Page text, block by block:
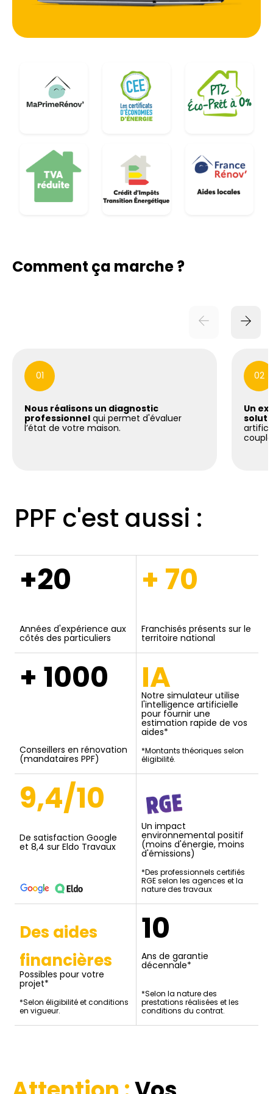
Comment ça marche ?
01
Nous réalisons un diagnostic
professionnel qui permet d'évaluer
l’état de votre maison.
02
Un
PPF c'est aussi :
+20
Années d'expérience aux
côtés des particuliers
+ 70
Franchisés présents sur le
territoire national
+ 1000
Conseillers en rénovation
(mandataires PPF)
IA
Notre simulateur utilise
l'intelligence artificielle
pour fournir une
estimation rapide de vos
aides*
*Montants théoriques selon
éligibilité.
9,4/10
De satisfaction Google
et 8,4 sur Eldo Travaux
Un impact
environnemental positif
(moins d'énergie, moins
d'émissions)
*Des professionnels certifiés
RGE selon les agences et la
nature des travaux
Des aides
financières
Possibles pour votre
projet*
*Selon éligibilité et conditions
en vigueur.
10
Ans de garantie
décennale*
*Selon la nature des
prestations réalisées et les
conditions du contrat.